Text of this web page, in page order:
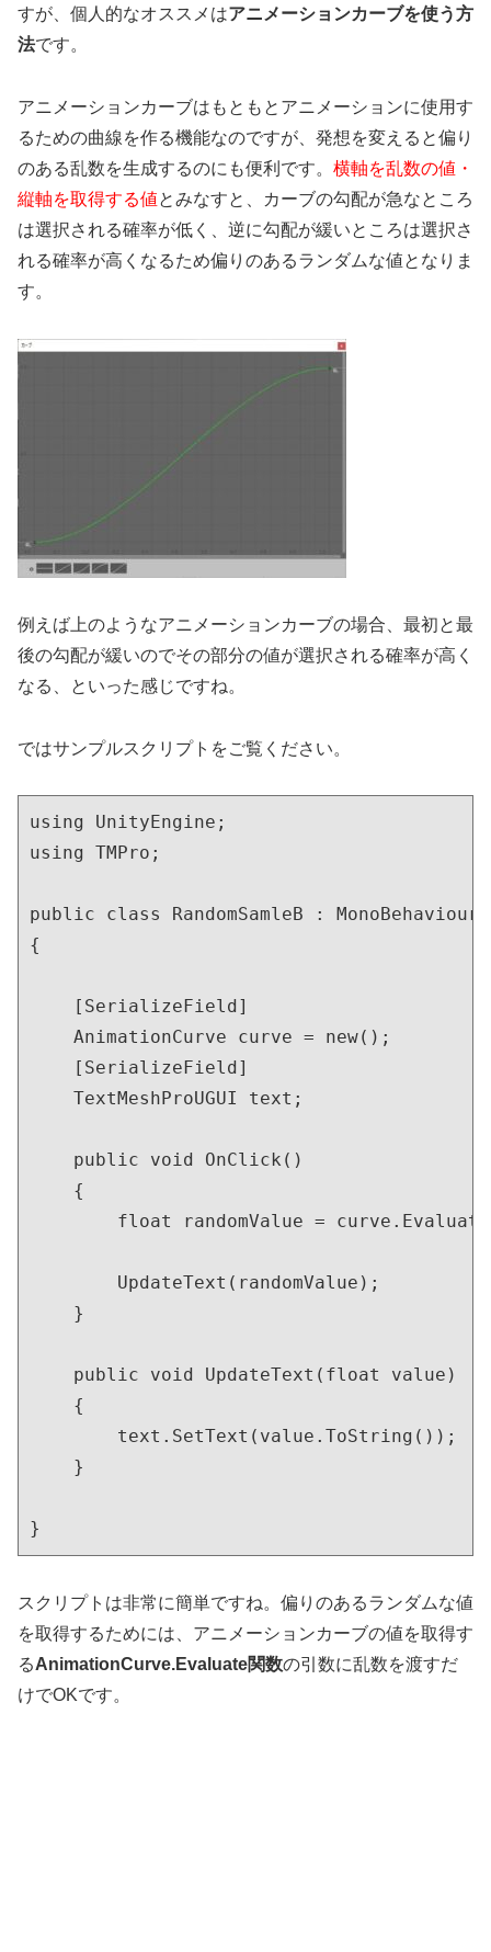
すが、個人的なオススメはアニメーションカーブを使う方
法です。
アニメーションカーブはもともとアニメーションに使用す
るための曲線を作る機能なのですが、発想を変えると偏り
のある乱数を生成するのにも便利です。 横軸を乱数の値・
縦軸を取得する値とみなすと、カーブの勾配が急なところ
は選択される確率が低く、逆に勾配が緩いところは選択さ
れる確率が高くなるため偏りのあるランダムな値となりま
す。
例えば上のようなアニメーションカーブの場合、最初と最
後の勾配が緩いのでその部分の値が選択される確率が高く
なる、といった感じですね。
ではサンプルスクリプトをご覧ください。
using UnityEngine;
using TMPro;
public class RandomSamleB : MonoBehaviour
{
    [SerializeField]
    AnimationCurve curve = new();
    [SerializeField]
    TextMeshProUGUI text;
    public void OnClick()
    {
float randomValue =
        UpdateText(randomValue);
    }
    public void UpdateText(float value)
    {
        text.SetText(value.ToString());
    }
}
スクリプトは非常に簡単ですね。偏りのあるランダムな値
を取得するためには、アニメーションカーブの値を取得す
るAnimationCurve.Evaluate関数の引数に乱数を渡すだ
けでOKです。